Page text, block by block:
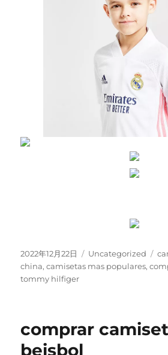
Publicado
el
2022年12月22日 Categorías
Uncategorized
china,camisetas mas populares,
tommy hilfiger
comprar
beisbol